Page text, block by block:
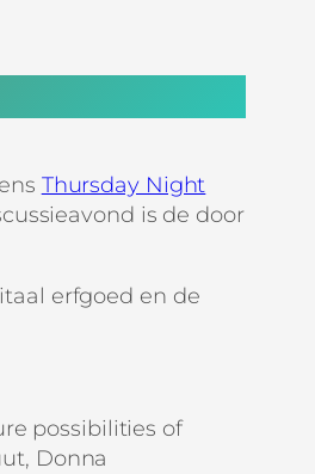
Thursday Night
is de door
erfgoed en de
possibilities of
Donna